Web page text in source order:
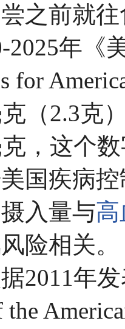
之前就
2025年《
for
（2.3克
，这个
国疾病
入量与
险相关。
2011年
the